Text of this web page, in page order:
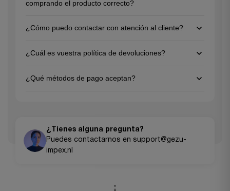
comprando el producto correcto?
descripciones detalladas y especificaciones en cada página
atención al cliente para recibir asesoramiento personalizado.
¿Cómo puedo contactar con atención al cliente?
support@gezu-impex.nlo a través de nuestro formulario de
¿Cuál es vuestra política de devoluciones?
artículos sin usar y en su embalaje original. Ponte en contacto
¿Qué métodos de pago aceptan?
¿Tienes alguna pregunta?
Puedes contactarnos en support@gezu-
impex.nl